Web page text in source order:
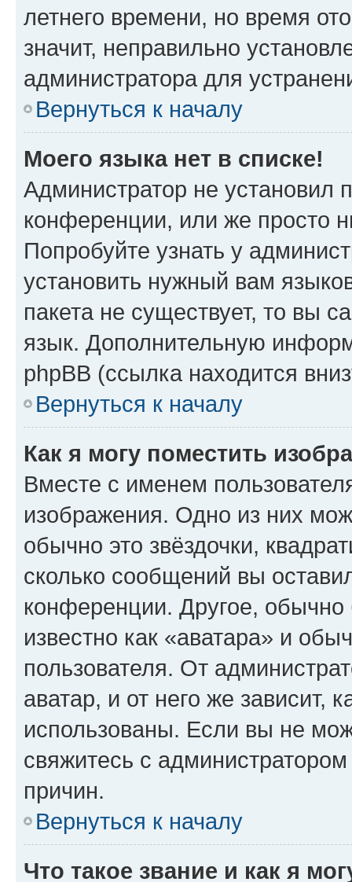
летнего времени, но время
значит, неправильно
администратора для
Вернуться к началу
Моего языка нет в списке!
Администратор не установил
конференции, или же просто
Попробуйте узнать у
установить нужный вам
пакета не существует, то вы
язык. Дополнительную
phpBB (ссылка находится
Вернуться к началу
Как я могу поместить
Вместе с именем
изображения. Одно из них
обычно это звёздочки,
сколько сообщений вы
конференции. Другое,
известно как «аватара» и
пользователя. От
аватар, и от него же зависит,
использованы. Если вы не
свяжитесь с
причин.
Вернуться к началу
Что такое звание и как я